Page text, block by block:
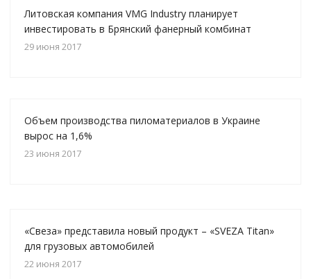
Литовская компания VMG Industry планирует
инвестировать в Брянский фанерный комбинат
29 июня 2017
Объем производства пиломатериалов в Украине
вырос на 1,6%
23 июня 2017
«Свеза» представила новый продукт – «SVEZA Titan»
для грузовых автомобилей
22 июня 2017